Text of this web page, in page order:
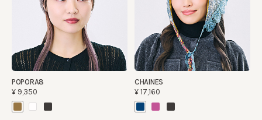
POPORA8
¥9,350
CHAINES
¥17,160